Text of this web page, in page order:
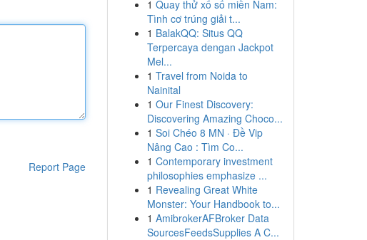
Report Page
1 Quay thử xổ số miền Nam:
Tình cơ trúng giải t...
1 BalakQQ: Situs QQ
Terpercaya dengan Jackpot
Mel...
1 Travel from Noida to
Nainital
1 Our Finest Discovery:
Discovering Amazing Choco...
1 Soi Chéo 8 MN · Đề Vip
Nâng Cao : Tìm Co...
1 Contemporary investment
philosophies emphasize ...
1 Revealing Great White
Monster: Your Handbook to...
1 AmibrokerAFBroker Data
SourcesFeedsSupplies A C...